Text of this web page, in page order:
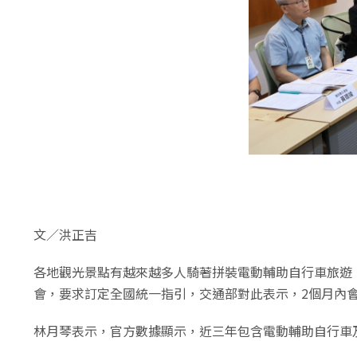
文／洪正吉
各地觀光景點有越來越多人騎著拼裝電動輔助自行車旅
會，要求訂定全國統一指引，交通部對此表示，2個月內
林月琴表示，官方數據顯示，近三年包含電動輔助自行